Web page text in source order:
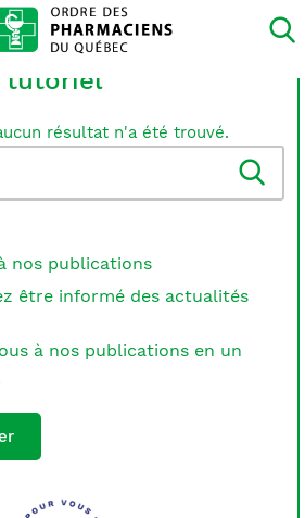
tutoriel
résultat n'a été trouvé.
dans
le
nos publications
être informé des actualités
à nos publications en un